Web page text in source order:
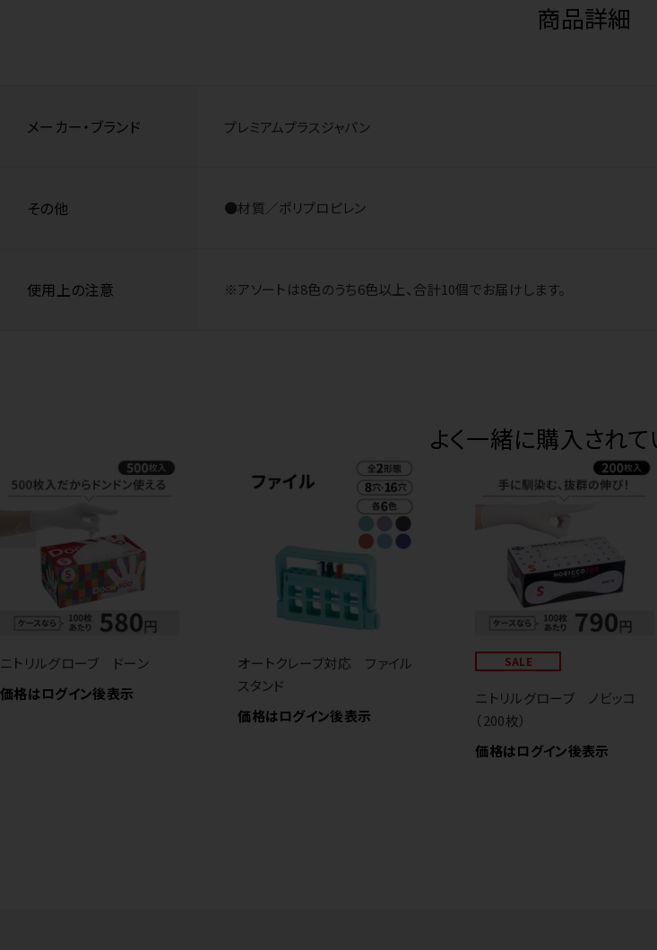
商品詳細
メーカー・ブランド プレミアムプラスジャパン
その他 ●材質／ポリプロピレン
使用上の注意 ※アソートは8色のうち6色以上、合計10個でお届けします。
よく一緒に購入され
ニトリルグローブ ドーン
価格はログイン後表示
オートクレーブ対応 ファイル
スタンド
価格はログイン後表示
SALE
ニトリルグローブ ノビッコ
（200枚）
価格はログイン後表示